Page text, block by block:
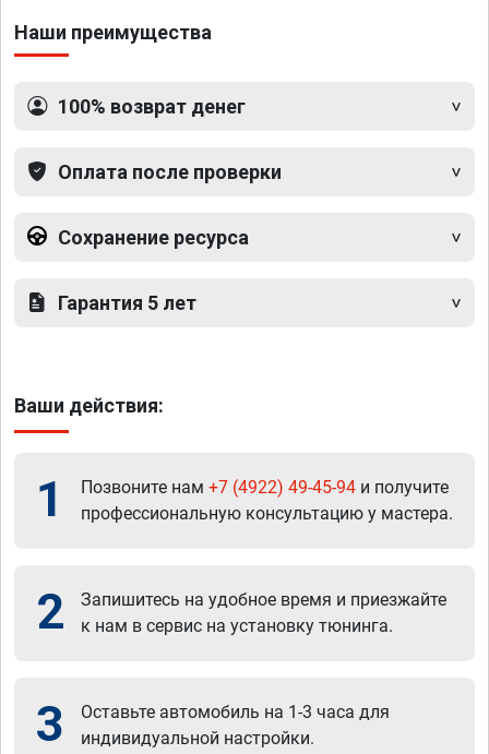
Наши преимущества
100% возврат денег
Оплата после проверки
Сохранение ресурса
Гарантия 5 лет
Ваши действия:
1 Позвоните нам +7 (4922) 49-45-94 и получите
профессиональную консультацию у мастера.
2
Запишитесь на удобное время и приезжайте
к нам в сервис на установку тюнинга.
3
Оставьте автомобиль на 1-3 часа для
индивидуальной настройки.